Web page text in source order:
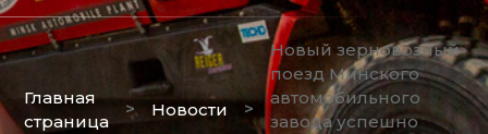
Главная
страница
> Новости >
Новый зерновозный
поезд Минского
автомобильного
завода успешно